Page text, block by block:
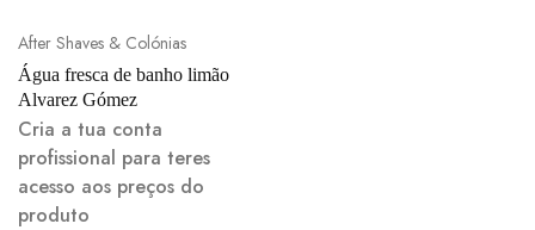
After Shaves & Colónias
Água fresca de banho limão
Alvarez Gómez
Cria a tua conta
profissional para teres
acesso aos preços do
produto